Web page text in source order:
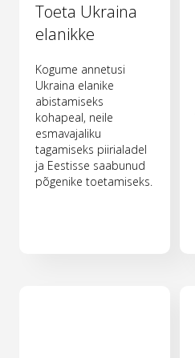
Toeta Ukraina
elanikke
Kogume annetusi
Ukraina elanike
abistamiseks
kohapeal, neile
esmavajaliku
tagamiseks piirialadel
ja Eestisse saabunud
põgenike toetamiseks.